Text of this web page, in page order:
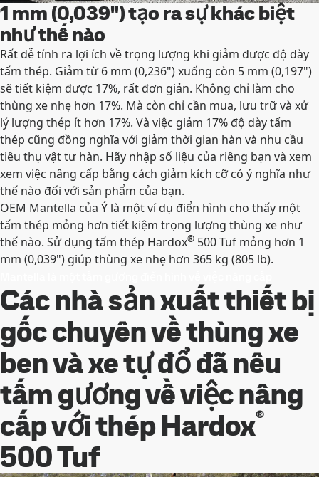
1 mm (0,039") tạo ra sự khác biệt
như thế nào
Rất dễ tính ra lợi ích về trọng lượng khi giảm được độ dày
tấm thép. Giảm từ 6 mm (0,236") xuống còn 5 mm (0,197")
sẽ tiết kiệm được 17%, rất đơn giản. Không chỉ làm cho
thùng xe nhẹ hơn 17%. Mà còn chỉ cần mua, lưu trữ và xử
lý lượng thép ít hơn 17%. Và việc giảm 17% độ dày tấm
thép cũng đồng nghĩa với giảm thời gian hàn và nhu cầu
tiêu thụ vật tư hàn. Hãy nhập số liệu của riêng bạn và xem
xem việc nâng cấp bằng cách giảm kích cỡ có ý nghĩa như
thế nào đối với sản phẩm của bạn.
OEM Mantella của Ý là một ví dụ điển hình cho thấy một
tấm thép mỏng hơn tiết kiệm trọng lượng thùng xe như
thế nào. Sử dụng tấm thép Hardox® 500 Tuf mỏng hơn 1
mm (0,039") giúp thùng xe nhẹ hơn 365 kg (805 lb).
Các nhà sản xuất thiết bị
gốc chuyên về thùng xe
ben và xe tự đổ đã nêu
tấm gương về việc nâng
cấp với thép Hardox®
500 Tuf